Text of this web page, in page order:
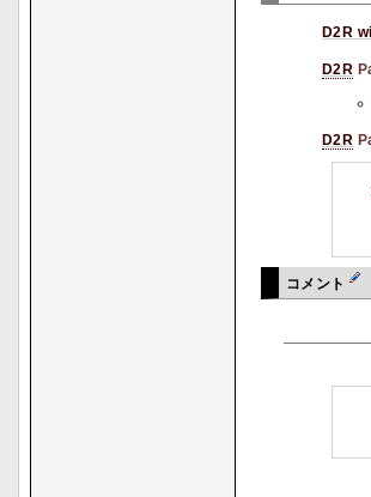
D2R
D2R
D2R
コメント